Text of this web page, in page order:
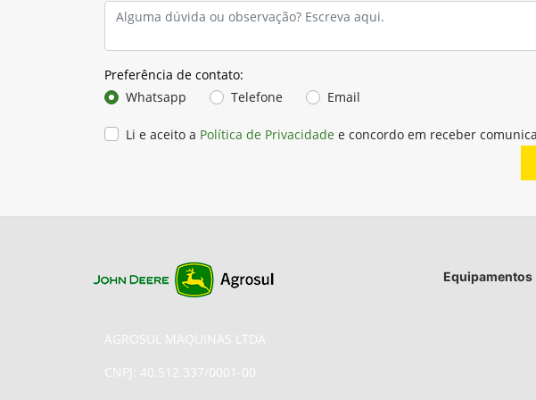
Preferência de contato:
Whatsapp
Telefone Email
Li e aceito a Política de Privacidade e concordo em receber
Equipamentos
AGROSUL MAQUINAS LTDA
CNPJ: 40.512.337/0001-00